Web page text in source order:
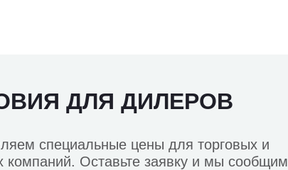
ДЛЯ ДИЛЕРОВ
специальные цены для торговых и
компаний. Оставьте заявку и мы